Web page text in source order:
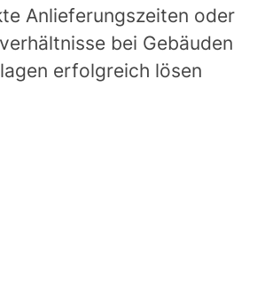
Anlieferungszeiten oder
bei Gebäuden
erfolgreich lösen